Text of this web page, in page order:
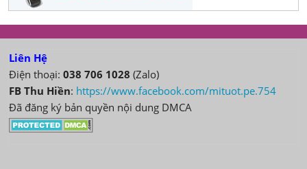
Liên Hệ
Điện thoại:038 706 1028 (Zalo)
FB Thu Hiền: https://www.facebook.com/mituot.pe.754
Đã đăng ký bản quyền nội dung DMCA